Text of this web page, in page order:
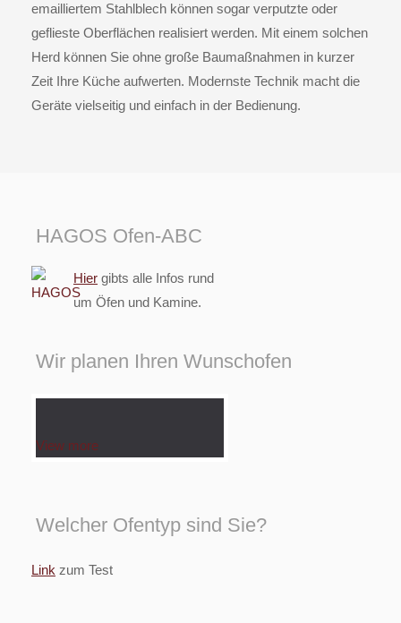
HAGOS Ofen-ABC
Hier gibts alle Infos rund
um Öfen und Kamine.
Wir planen Ihren Wunschofen
View more
Welcher Ofentyp sind Sie?
Link zum Test
emailliertem Stahlblech können sogar verputzte oder
geflieste Oberflächen realisiert werden. Mit einem solchen
Herd können Sie ohne große Baumaßnahmen in kurzer
Zeit Ihre Küche aufwerten. Modernste Technik macht die
Geräte vielseitig und einfach in der Bedienung.